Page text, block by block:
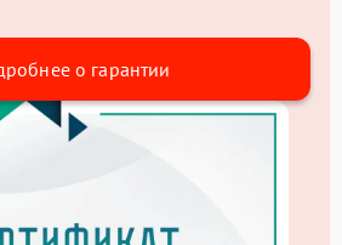
о гарантии